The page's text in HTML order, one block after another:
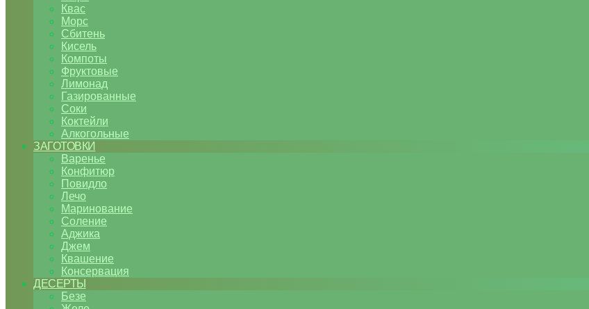
Квас
Морс
Сбитень
Кисель
Компоты
Фруктовые
Лимонад
Газированные
Соки
Коктейли
Алкогольные
ЗАГОТОВКИ
Варенье
Конфитюр
Повидло
Лечо
Маринование
Соление
Аджика
Джем
Квашение
Консервация
ДЕСЕРТЫ
Безе